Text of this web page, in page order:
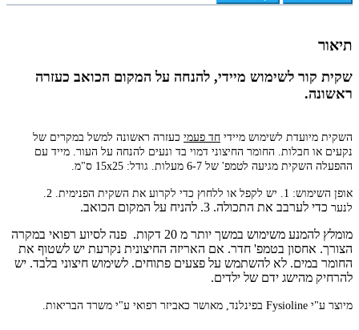
תיאור
שקית קור לשימוש מיידי, להנחה על המקום הכואב כעזרה
ראשונה.
השקית מיועדת לשימוש מיידי חד פעמי כעזרה ראשונה למשל במקרים של
נקעים או חבלות. החומר החיצוני דמוי בד ונעים להנחה על העור. מייד עם
ההפעלה השקית מגיעה לטמפ' של 6-7 מעלות. גודל: 15x25 ס"מ.
אופן השימוש: 1. יש לקפל או ללחוץ כדי לקרוע את השקית הפנימית. 2.
לנער כדי לערבב את התכולה. 3. להניח על המקום הכואב.
מומלץ להמנע משימוש במשך יותר מ 20 דקות. פנה לסיוע רפואי במקרה
הצורך. אחסון בטמפ' חדר. אם האריזה החיצונית נקרעת יש לשטוף את
החומר במים. לא להשתמש על פצעים פתוחים. לשימוש חיצוני בלבד. יש
להרחיק מהישג ידם של ילדים.
מיוצר ע"י Fysioline בפינלנד, מאושר כאביזר רפואי ע"י משרד הבריאות.